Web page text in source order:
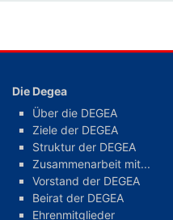
Die Degea
Über die DEGEA
Ziele der DEGEA
Struktur der DEGEA
Zusammenarbeit mit...
Vorstand der DEGEA
Beirat der DEGEA
Ehrenmitglieder